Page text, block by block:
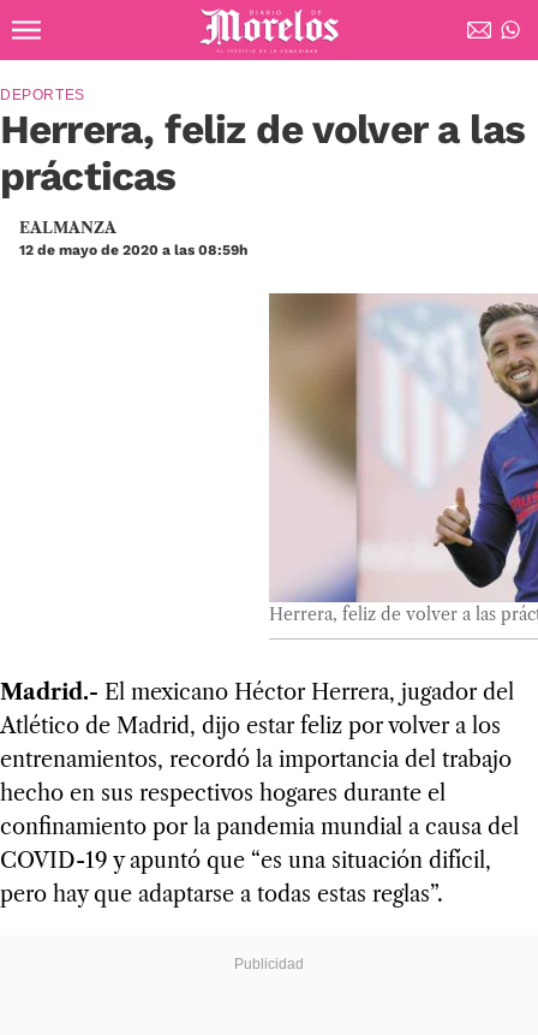
Diario de Morelos
Herrera, feliz de volver a las
prácticas
DEPORTES
EALMANZA
12 de mayo de 2020 a las 08:59h
Herrera, feliz de volver a las
Madrid.- El mexicano Héctor Herrera, jugador del
Atlético de Madrid, dijo estar feliz por volver a los
entrenamientos, recordó la importancia del trabajo
hecho en sus respectivos hogares durante el
confinamiento por la pandemia mundial a causa del
COVID-19 y apuntó que “es una situación difícil,
pero hay que adaptarse a todas estas reglas”.